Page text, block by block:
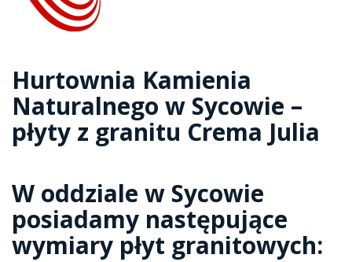
Hurtownia Kamienia
Naturalnego w Sycowie –
płyty z granitu Crema Julia
W oddziale w Sycowie
posiadamy następujące
wymiary płyt granitowych: